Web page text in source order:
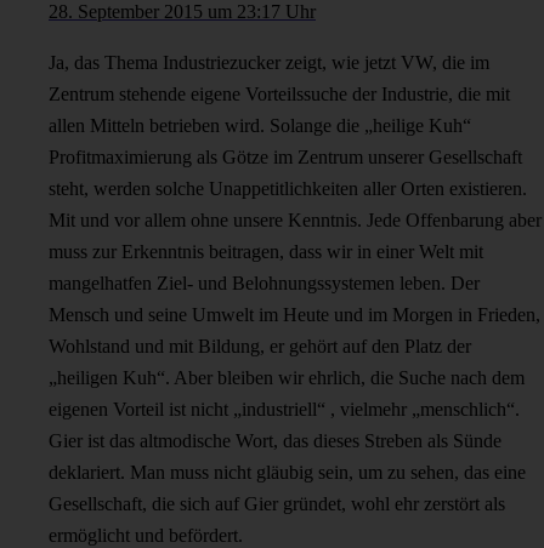
28. September 2015 um 23:17 Uhr
Ja, das Thema Industriezucker zeigt, wie jetzt VW, die im
Zentrum stehende eigene Vorteilssuche der Industrie, die mit
allen Mitteln betrieben wird. Solange die „heilige Kuh“
Profitmaximierung als Götze im Zentrum unserer Gesellschaft
steht, werden solche Unappetitlichkeiten aller Orten existieren.
Mit und vor allem ohne unsere Kenntnis. Jede Offenbarung aber
muss zur Erkenntnis beitragen, dass wir in einer Welt mit
mangelhatfen Ziel- und Belohnungssystemen leben. Der
Mensch und seine Umwelt im Heute und im Morgen in Frieden,
Wohlstand und mit Bildung, er gehört auf den Platz der
„heiligen Kuh“. Aber bleiben wir ehrlich, die Suche nach dem
eigenen Vorteil ist nicht „industriell“ , vielmehr „menschlich“.
Gier ist das altmodische Wort, das dieses Streben als Sünde
deklariert. Man muss nicht gläubig sein, um zu sehen, das eine
Gesellschaft, die sich auf Gier gründet, wohl ehr zerstört als
ermöglicht und befördert.